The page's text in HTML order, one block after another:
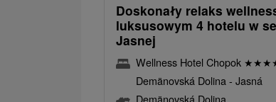
Doskonały relaks
luksusowym 4 hotelu w
Jasnej
Wellness Hotel Chopok ★★★
Demänovská Dolina - Jasná
Demänovská Dolina